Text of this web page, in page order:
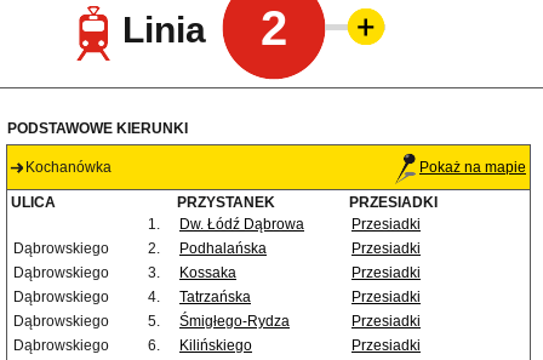
Linia 2
PODSTAWOWE KIERUNKI
Kochanówka Pokaż na mapie
ULICA PRZYSTANEK
PRZESIADKI
1.
Dw. Łódź Dąbrowa
Przesiadki
Dąbrowskiego
2. Podhalańska
Przesiadki
Dąbrowskiego
3. Kossaka
Przesiadki
Dąbrowskiego
4. Tatrzańska
Przesiadki
Dąbrowskiego
5. Śmigłego-Rydza
Przesiadki
Dąbrowskiego
6. Kilińskiego
Przesiadki